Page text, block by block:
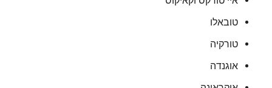
טובאלו
טורקיה
אוגנדה